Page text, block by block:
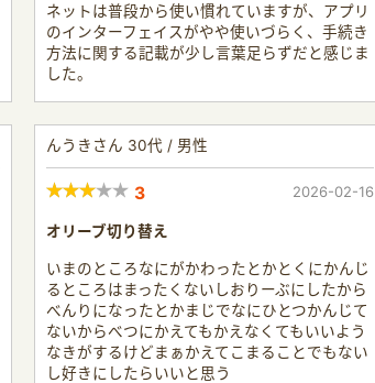
ネットは普段から使い慣れていますが、アプリ
のインターフェイスがやや使いづらく、手続き
方法に関する記載が少し言葉足らずだと感じま
した。
んうきさん 30代 / 男性
3 2026-02-16
オリーブ切り替え
いまのところなにがかわったとかとくにかんじ
るところはまったくないしおりーぶにしたから
べんりになったとかまじでなにひとつかんじて
ないからべつにかえてもかえなくてもいいよう
なきがするけどまぁかえてこまることでもない
し好きにしたらいいと思う